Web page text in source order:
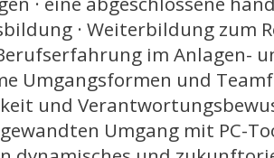
· Weiterbildung zum
im Anlagen-
Umgangsformen und
und
gewandten Umgang mit PC-